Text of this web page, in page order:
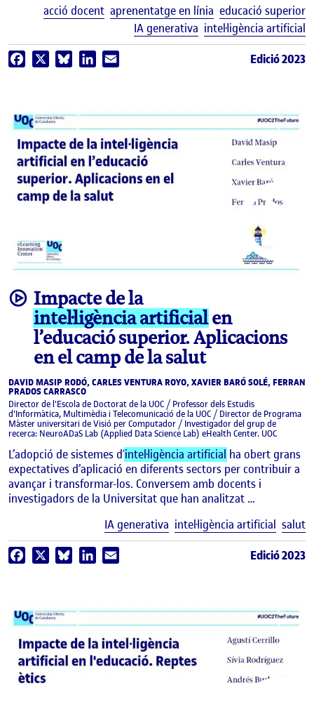
acció docent aprenentatge en línia educació superior
IA generativa intel·ligència artificial
Facebook BlueskyLinkedIn Edició 2023
videoImpacte de la
intel·ligència artificialen
l’educació superior. Aplicacions
en el camp de la salut
DAVID MASIP RODÓ, CARLES VENTURA ROYO, XAVIER BARÓ SOLÉ, FERRAN
PRADOS CARRASCO
Director de l'Escola de Doctorat de la UOC / Professor dels Estudis
d'Informàtica, Multimèdia i Telecomunicació de la UOC / Director de Programa
Màster universitari de Visió per Computador / Investigador del grup de
recerca: NeuroADaS Lab (Applied Data Science Lab) eHealth Center. UOC
L’adopció de sistemes d’intel·ligència artificial ha obert grans
expectatives d’aplicació en diferents sectors per contribuir a
avançar i transformar-los. Conversem amb docents i
investigadors de la Universitat que han analitzat …
IA generativa intel·ligència artificial salut
Facebook BlueskyLinkedIn Edició 2023